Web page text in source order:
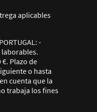
aplicables
-
laborables.
€. Plazo de
o hasta
cuenta que la
trabaja los fines